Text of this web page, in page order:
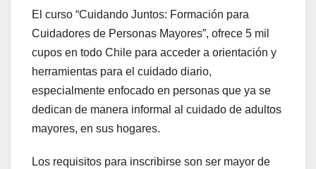
El curso “Cuidando Juntos: Formación para
Cuidadores de Personas Mayores”, ofrece 5 mil
cupos en todo Chile para acceder a orientación y
herramientas para el cuidado diario,
especialmente enfocado en personas que ya se
dedican de manera informal al cuidado de adultos
mayores, en sus hogares.
Los requisitos para inscribirse son ser mayor de